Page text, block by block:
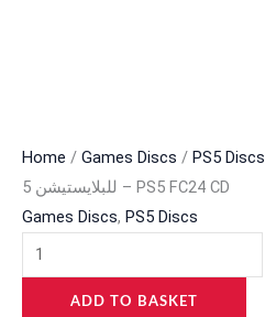
Home / Games Discs / PS5 Discs
للبلايستيشن 5 – PS5 FC24 CD
Games Discs, PS5 Discs
ADD TO BASKET